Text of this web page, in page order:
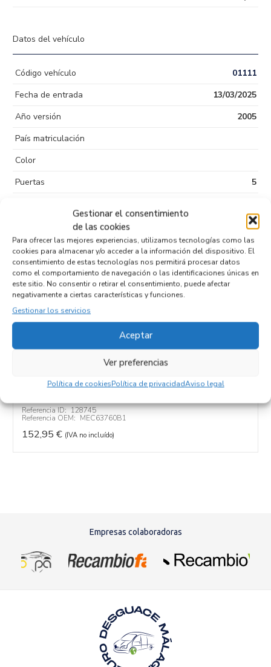
Gestionar el consentimiento
de las cookies
Para ofrecer las mejores experiencias, utilizamos tecnologías como las
cookies para almacenar y/o acceder a la información del dispositivo. El
consentimiento de estas tecnologías nos permitirá procesar datos
como el comportamiento de navegación o las identificaciones únicas en
este sitio. No consentir o retirar el consentimiento, puede afectar
negativamente a ciertas características y funciones.
Gestionar los servicios
Aceptar
Ver preferencias
Política de cookiesPolítica de privacidadAviso legal
Datos del vehículo
Código vehículo
01111
Fecha de entrada
13/03/2025
Año versión
2005
País matriculación
Color
Puertas
5
combustible
Sin plomo 98
Código motor
VQ35
Código cambio
Productos relacionados
CENTRALITA MOTOR UCE MEC63760B1
Referencia ID: 128745
Referencia OEM: MEC63760B1
152,95 € (IVA no incluído)
Empresas colaboradoras